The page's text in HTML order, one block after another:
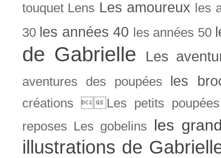
touquet Lens Les amoureux les
30 les années 40 les années 50
de Gabrielle Les
aventures des poupées les
créations Les petits
reposes Les gobelins les
illustrations de